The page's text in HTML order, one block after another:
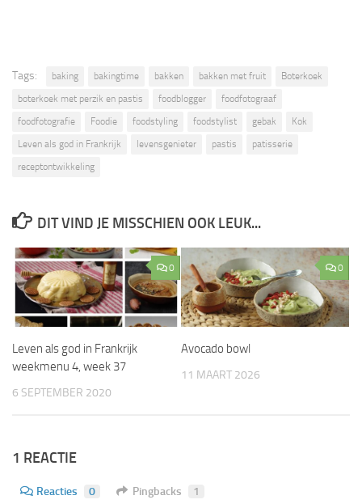
Tags: baking bakingtime bakken bakken met fruit
Boterkoek
boterkoek met perzik en pastis
foodblogger
foodfotograaf
foodfotografie
Foodie foodstyling foodstylist gebak
Kok
Leven als god in Frankrijk
levensgenieter pastis
patisserie
receptontwikkeling
DIT VIND JE MISSCHIEN OOK LEUK...
0
Leven als god in Frankrijk
weekmenu 4, week 37
6 SEPTEMBER 2020
0
Avocado bowl
11 MAART 2026
1 REACTIE
Reacties 0 Pingbacks 1